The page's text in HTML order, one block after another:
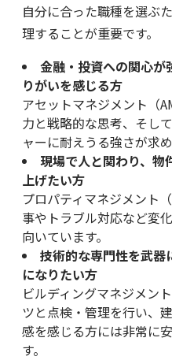
自分に合った職種を選ぶ
理することが重要です。
金融・投資への関心が
りがいを感じる方
アセットマネジメント（
力と戦略的な思考、そし
ャーに耐えうる強さが求め
現場で人と関わり、物
上げたい方
プロパティマネジメント
事やトラブル対応など変
向いています。
技術的な専門性を武器
になりたい方
ビルディングマネジメン
ツと点検・管理を行い、
感を感じる方には非常に
す。